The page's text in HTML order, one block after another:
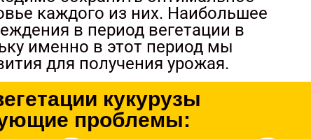
каждого из них. Наибольшее
в период вегетации в
именно в этот период мы
для получения урожая.
кукурузы
проблемы: